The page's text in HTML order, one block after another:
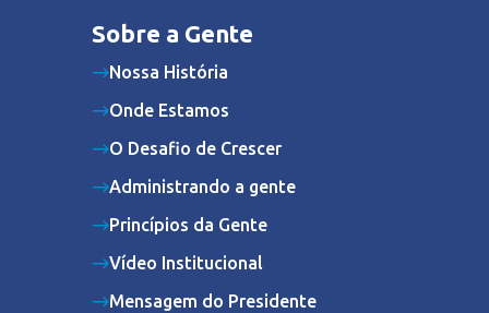
Sobre a Gente
Nossa História
Onde Estamos
O Desafio de Crescer
Administrando a gente
Princípios da Gente
Vídeo Institucional
Mensagem do Presidente